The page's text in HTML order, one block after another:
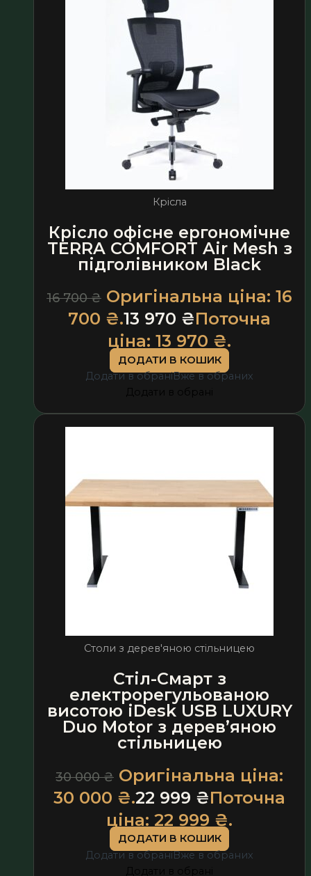
Крісла
Крісло офісне ергономічне
TERRA COMFORT Air Mesh з
підголівником Black
16 700₴ Оригінальна ціна: 16
700 ₴.13 970 ₴Поточна
ціна: 13 970 ₴.
ДОДАТИ В КОШИК
Додати в обраніВже в обраних
Столи з дерев'яною стільницею
Стіл-Смарт з
електрорегульованою
висотою iDesk USB LUXURY
Duo Motor з дерев’яною
стільницею
30 000₴ Оригінальна ціна:
30 000 ₴.22 999 ₴Поточна
ціна: 22 999 ₴.
ДОДАТИ В КОШИК
Додати в обраніВже в обраних